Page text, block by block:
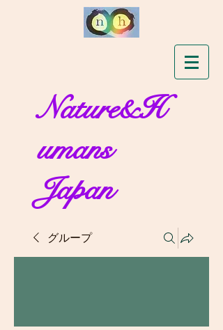
Nature&H
umans
Japan
グループ